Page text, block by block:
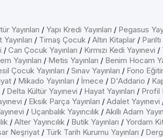
Yayınları / Yapı Kredi Yayınları / Pegasus
/ Timaş Çocuk / Altın Kitaplar /
/ Can Çocuk Yayınları / Kırmızı Kedi Yayınevi /
Yayınları / Metis Yayınları / Benim Hocam
Çocuk Yayınları / Sınav Yayınları / Fono
/ Mikado Yayınları / İmece / D'Addario /
/ Delta Kültür Yayınevi / Hayat Yayınları / Profil
/ Eksik Parça Yayınları / Adalet Yayınevi
/ Uçanbalık Yayıncılık / Akıllı Adam
/ Alter Yayıncılık / Butik Yayınları / Yordam
Neşriyat / Türk Tarih Kurumu Yayınları /